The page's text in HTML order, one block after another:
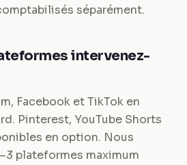
séparément.
intervenez-
Facebook et TikTok en
Pinterest, YouTube Shorts
en option. Nous
plateformes maximum